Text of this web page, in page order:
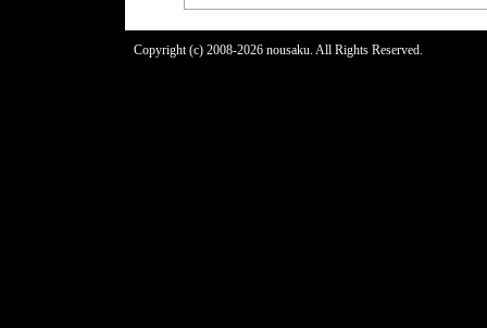
Copyright (c) 2008-2026 nousaku. All Rights Reserved.